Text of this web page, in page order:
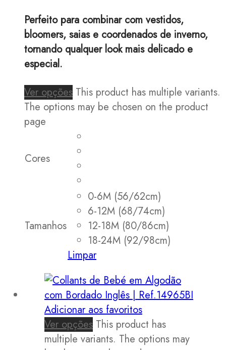
Perfeito para combinar com vestidos,
bloomers, saias e coordenados de inverno,
tornando qualquer look mais delicado e
especial.
Ver opções This product has multiple variants.
The options may be chosen on the product
page
Cores
Tamanhos
0-6M (56/62cm)
6-12M (68/74cm)
12-18M (80/86cm)
18-24M (92/98cm)
Limpar
Adicionar aos favoritos
Ver opções This product has
multiple variants. The options may